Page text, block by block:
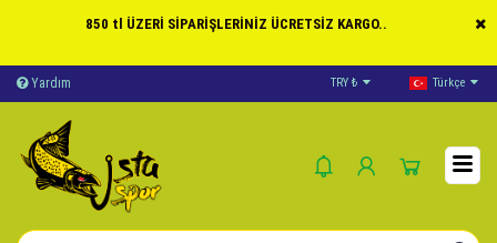
850 tl ÜZERİ SİPARİŞLERİNİZ ÜCRETSİZ KARGO..
Yardım Ödeme Bildirimi
TRY ₺ Türkçe